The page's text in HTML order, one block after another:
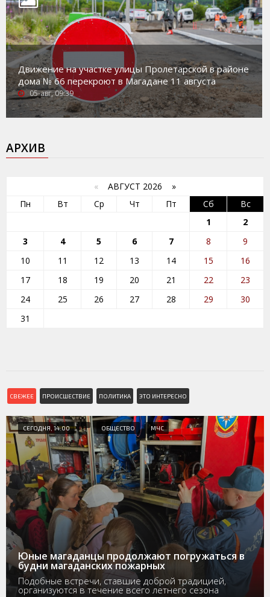
Движение на участке улицы Пролетарской в районе
дома № 66 перекроют в Магадане 11 августа
05-авг, 09:39
АРХИВ
« АВГУСТ 2026 »
Пн
Вт Ср Чт Пт Сб
Вс
1
2
3
4 5 6 7 8
9
10
11 12 13 14 15
16
17
18 19 20 21 22
23
24
25 26 27 28 29
30
31
СВЕЖЕЕ ПРОИСШЕСТВИЕ ПОЛИТИКА ЭТО ИНТЕРЕСНО
СЕГОДНЯ, 14:00 ОБЩЕСТВО МЧС
Юные магаданцы продолжают погружаться в
будни магаданских пожарных
Подобные встречи, ставшие доброй традицией,
организуются в течение всего летнего сезона